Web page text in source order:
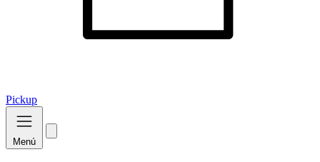
Pickup
Menú